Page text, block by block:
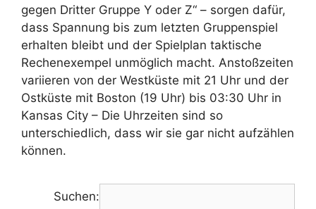
gegen Dritter Gruppe Y oder Z“ – sorgen dafür,
dass Spannung bis zum letzten Gruppenspiel
erhalten bleibt und der Spielplan taktische
Rechenexempel unmöglich macht. Anstoßzeiten
variieren von der Westküste mit 21 Uhr und der
Ostküste mit Boston (19 Uhr) bis 03:30 Uhr in
Kansas City – Die Uhrzeiten sind so
unterschiedlich, dass wir sie gar nicht aufzählen
können.
Suchen: